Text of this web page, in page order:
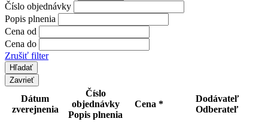
Číslo objednávky
Popis plnenia
Cena od
Cena do
Zrušiť filter
Zavrieť
Dátum
zverejnenia
Číslo
objednávky
Popis plnenia
Cena *
Dodávateľ
Odberateľ